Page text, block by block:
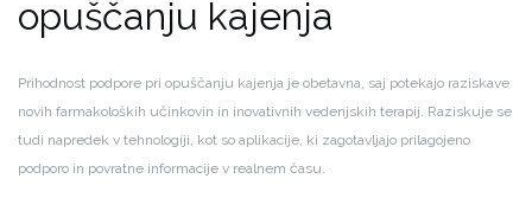
opuščanju kajenja
Prihodnost podpore pri opuščanju kajenja je obetavna, saj potekajo raziskave
novih farmakoloških učinkovin in inovativnih vedenjskih terapij. Raziskuje se
tudi napredek v tehnologiji, kot so aplikacije, ki zagotavljajo prilagojeno
podporo in povratne informacije v realnem času.